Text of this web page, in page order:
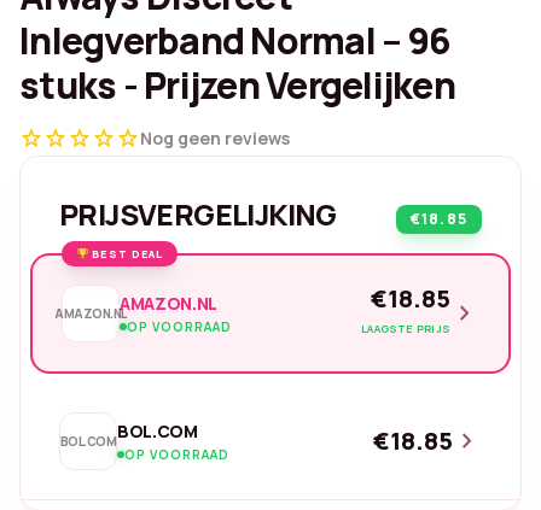
Inlegverband Normal – 96
stuks - Prijzen Vergelijken
starstarstarstarstarNog geen reviews
PRIJSVERGELIJKING €18.85
BEST DEAL
AMAZON.NLAMAZON.NL
OP VOORRAAD
€18.85
LAAGSTE PRIJS chevron_right
BOL.COMBOL.COM
OP VOORRAAD €18.85 chevron_right